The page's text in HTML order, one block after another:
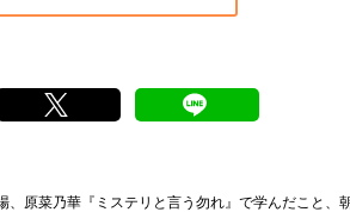
原菜乃華『ミステリと言う勿れ』で学んだこと、